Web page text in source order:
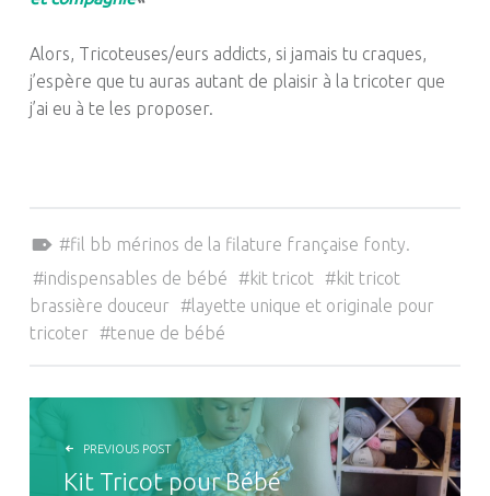
Alors, Tricoteuses/eurs addicts, si jamais tu craques,
j’espère que tu auras autant de plaisir à la tricoter que
j’ai eu à te les proposer.
fil bb mérinos de la filature française fonty.
indispensables de bébé
kit tricot
kit tricot
brassière douceur
layette unique et originale pour
tricoter
tenue de bébé
NAVIGATION DE L’ARTICLE
PREVIOUS POST
Kit Tricot pour Bébé